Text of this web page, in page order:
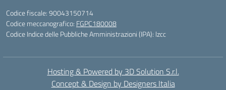
Codice fiscale: 90043150714
Codice meccanografico: FGPC180008
Codice Indice delle Pubbliche Amministrazioni (IPA): lzcc
Hosting & Powered by 3D Solution S.r.l.
Concept & Design by Designers Italia